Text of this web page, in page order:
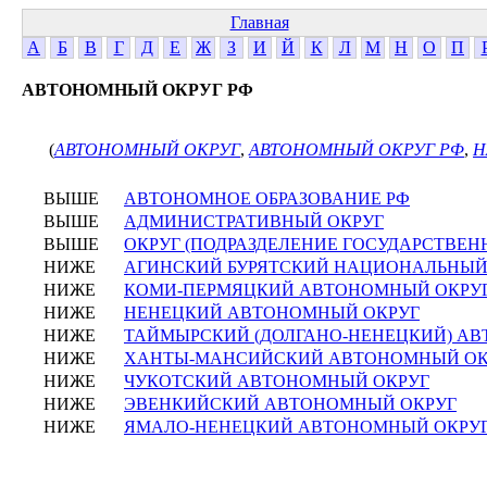
Главная
А
Б В Г Д Е Ж З И Й К Л М Н О П
АВТОНОМНЫЙ ОКРУГ РФ
(АВТОНОМНЫЙ ОКРУГ, АВТОНОМНЫЙ ОКРУГ РФ,
ВЫШЕ
АВТОНОМНОЕ ОБРАЗОВАНИЕ РФ
ВЫШЕ
АДМИНИСТРАТИВНЫЙ ОКРУГ
ВЫШЕ
ОКРУГ (ПОДРАЗДЕЛЕНИЕ
НИЖЕ
АГИНСКИЙ БУРЯТСКИЙ
НИЖЕ
КОМИ-ПЕРМЯЦКИЙ АВТОНОМНЫЙ
НИЖЕ
НЕНЕЦКИЙ АВТОНОМНЫЙ ОКРУГ
НИЖЕ
ТАЙМЫРСКИЙ (ДОЛГАНО-НЕНЕЦКИЙ)
НИЖЕ
ХАНТЫ-МАНСИЙСКИЙ АВТОНОМНЫЙ
НИЖЕ
ЧУКОТСКИЙ АВТОНОМНЫЙ ОКРУГ
НИЖЕ
ЭВЕНКИЙСКИЙ АВТОНОМНЫЙ ОКРУГ
НИЖЕ
ЯМАЛО-НЕНЕЦКИЙ АВТОНОМНЫЙ